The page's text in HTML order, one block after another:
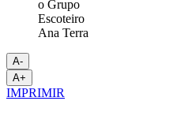
A-
A+
IMPRIMIR